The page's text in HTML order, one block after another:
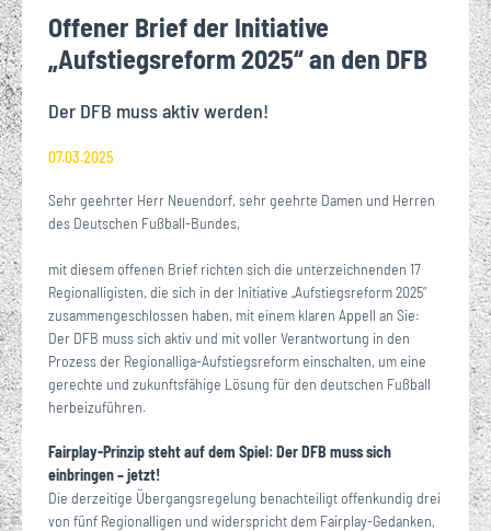
Offener Brief der Initiative
„Aufstiegsreform 2025“ an den DFB
Der DFB muss aktiv werden!
07.03.2025
Sehr geehrter Herr Neuendorf, sehr geehrte Damen und Herren
des Deutschen Fußball-Bundes,
mit diesem offenen Brief richten sich die unterzeichnenden 17
Regionalligisten, die sich in der Initiative „Aufstiegsreform 2025“
zusammengeschlossen haben, mit einem klaren Appell an Sie:
Der DFB muss sich aktiv und mit voller Verantwortung in den
Prozess der Regionalliga-Aufstiegsreform einschalten, um eine
gerechte und zukunftsfähige Lösung für den deutschen Fußball
herbeizuführen.
Fairplay-Prinzip steht auf dem Spiel: Der DFB muss sich
einbringen – jetzt!
Die derzeitige Übergangsregelung benachteiligt offenkundig drei
von fünf Regionalligen und widerspricht dem Fairplay-Gedanken,